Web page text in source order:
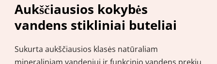
Aukščiausios kokybės
vandens stikliniai buteliai
Sukurta aukščiausios klasės natūraliam